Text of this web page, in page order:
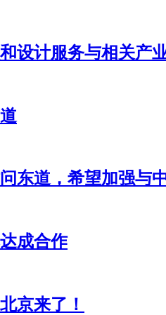
设计服务与相关产
东道，希望加强与
成合作
京来了！